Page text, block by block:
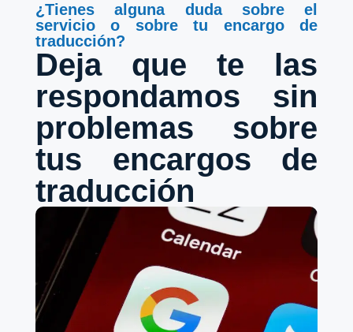
¿Tienes alguna duda sobre el
servicio o sobre tu encargo de
traducción?
Deja que te las
respondamos sin
problemas sobre
tus encargos de
traducción